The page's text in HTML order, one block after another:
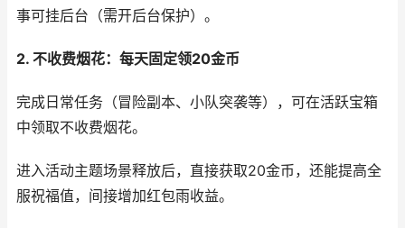
事可挂后台（需开后台保护）。
2. 不收费烟花：每天固定领20金币
完成日常任务（冒险副本、小队突袭等），可在活跃宝箱
中领取不收费烟花。
进入活动主题场景释放后，直接获取20金币，还能提高全
服祝福值，间接增加红包雨收益。